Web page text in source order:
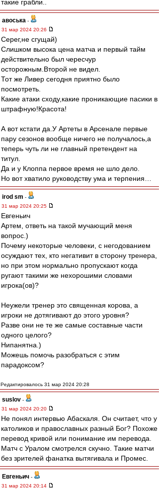
такие грабли..
авоська -
31 мар 2024 20:26
Серег,не сгущай)
Слишком высока цена матча и первый тайм
действительно был чересчур
осторожным.Второй не видел.
Тот же Ливер сегодня приятно было
посмотреть.
Какие атаки сходу,какие проникающие пасики в
штрафную!Красота!
А вот кстати да.У Артеты в Арсенале первые
пару сезонов вообще ничего не получалось,а
теперь чуть ли не главный претендент на
титул.
Да и у Клоппа первое время не шло дело.
Но вот хватило руководству ума и терпения…
irod sm -
31 мар 2024 20:25
Евгеньич
Артем, ответь на такой мучающий меня
вопрос.)
Почему некоторые человеки, с негодованием
осуждают тех, кто негативит в сторону тренера,
но при этом нормально пропускают когда
ругают такими же нехорошими словами
игрока(ов)?
Неужели тренер это священная корова, а
игроки не дотягивают до этого уровня?
Разве они не те же самые составные части
одного целого?
Нипанятна.)
Можешь помочь разобраться с этим
парадоксом?
Редактировалось 31 мар 2024 20:28
suslov -
31 мар 2024 20:20
Не понял интервью Абаскаля. Он считает, что у
католиков и православных разный Бог? Похоже
перевод кривой или понимание им перевода.
Матч с Уралом смотрелся скучно. Такие матчи
без зрителей фанатка вытягивала и Промес.
Евгеньич -
31 мар 2024 20:14